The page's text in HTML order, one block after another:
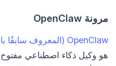
مرونة OpenClaw
OpenClaw (المعروف سابقًا باسم Clawdbot/Moltbot)
هو وكيل ذكاء اصطناعي